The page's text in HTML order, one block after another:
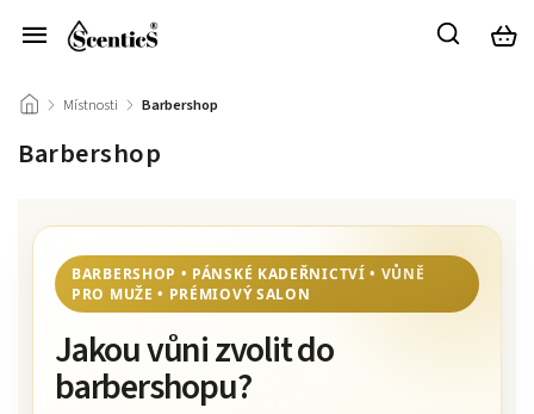
/ Místnosti / Barbershop
Barbershop
BARBERSHOP • PÁNSKÉ KADEŘNICTVÍ • VŮNĚ
PRO MUŽE • PRÉMIOVÝ SALON
Jakou vůni zvolit do
barbershopu?